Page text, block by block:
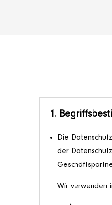
1.
Die
der
Wir verwenden